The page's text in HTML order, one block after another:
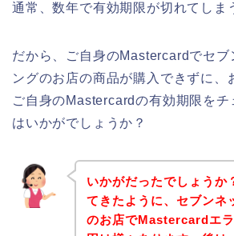
通常、数年で有効期限が切れてしま
だから、ご自身のMastercardでセブ
ングのお店の商品が購入できずに、
ご自身のMastercardの有効期限をチ
はいかがでしょうか？
いかがだったでしょうか
てきたように、セブンネ
のお店でMastercardエ